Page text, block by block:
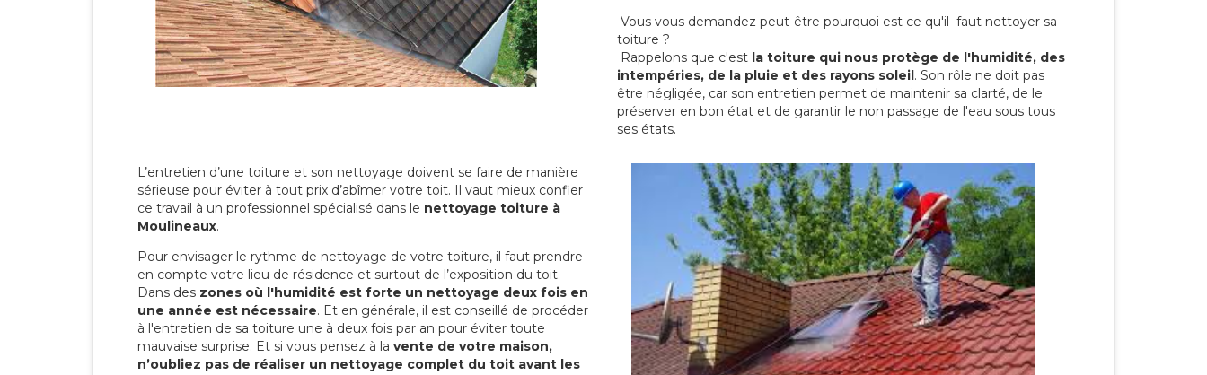
Vous vous demandez peut-être pourquoi est ce qu'il faut nettoyer sa
toiture ?
Rappelons que c'est la toiture qui nous protège de l'humidité, des
intempéries, de la pluie et des rayons soleil. Son rôle ne doit pas
être négligée, car son entretien permet de maintenir sa clarté, de le
préserver en bon état et de garantir le non passage de l'eau sous tous
ses états.
L’entretien d’une toiture et son nettoyage doivent se faire de manière
sérieuse pour éviter à tout prix d’abîmer votre toit. Il vaut mieux confier
ce travail à un professionnel spécialisé dans le nettoyage toiture à
Moulineaux.
Pour envisager le rythme de nettoyage de votre toiture, il faut prendre
en compte votre lieu de résidence et surtout de l’exposition du toit.
Dans des zones où l'humidité est forte un nettoyage deux fois en
une année est nécessaire. Et en générale, il est conseillé de procéder
à l'entretien de sa toiture une à deux fois par an pour éviter toute
mauvaise surprise. Et si vous pensez à la vente de votre maison,
n’oubliez pas de réaliser un nettoyage complet du toit avant les